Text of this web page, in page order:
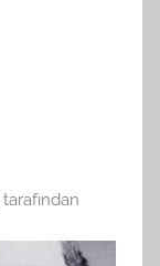
tarafından